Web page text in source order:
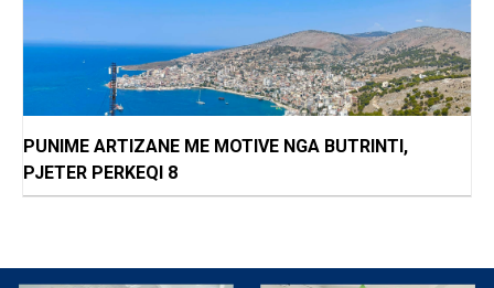
PUNIME ARTIZANE ME MOTIVE NGA BUTRINTI,
PJETER PERKEQI 8